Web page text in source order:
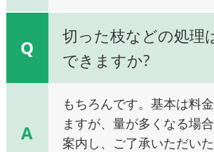
Q
切った枝などの処理
できますか?
A
もちろんです。基本は料
ますが、量が多くなる場
案内し、ご了承いただい